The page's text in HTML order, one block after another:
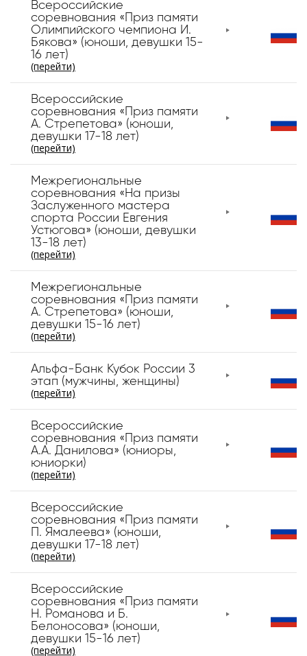
Всероссийские
соревнования «Приз памяти
Олимпийского чемпиона И.
Бякова» (юноши, девушки 15-
16 лет)
(перейти)
Всероссийские
соревнования «Приз памяти
А. Стрепетова» (юноши,
девушки 17-18 лет)
(перейти)
Межрегиональные
соревнования «На призы
Заслуженного мастера
спорта России Евгения
Устюгова» (юноши, девушки
13-18 лет)
(перейти)
Межрегиональные
соревнования «Приз памяти
А. Стрепетова» (юноши,
девушки 15-16 лет)
(перейти)
Альфа-Банк Кубок России 3
этап (мужчины, женщины)
(перейти)
Всероссийские
соревнования «Приз памяти
А.А. Данилова» (юниоры,
юниорки)
(перейти)
Всероссийские
соревнования «Приз памяти
П. Ямалеева» (юноши,
девушки 17-18 лет)
(перейти)
Всероссийские
соревнования «Приз памяти
Н. Романова и Б.
Белоносова» (юноши,
девушки 15-16 лет)
(перейти)